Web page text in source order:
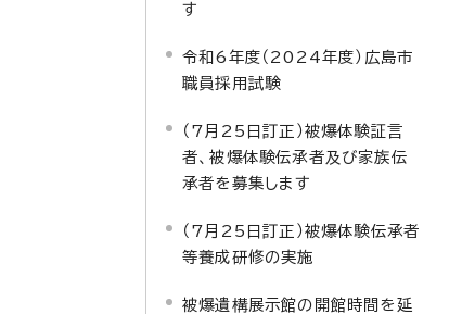
す
令和6年度（2024年度）広島市
職員採用試験
（7月25日訂正）被爆体験証言
者、被爆体験伝承者及び家族伝
承者を募集します
（7月25日訂正）被爆体験伝承者
等養成研修の実施
被爆遺構展示館の開館時間を延